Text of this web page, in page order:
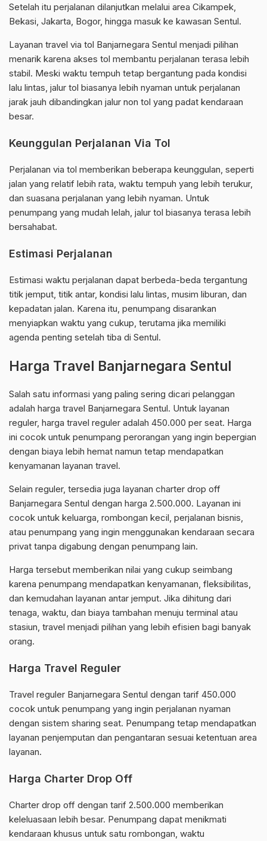
Setelah itu perjalanan dilanjutkan melalui area Cikampek,
Bekasi, Jakarta, Bogor, hingga masuk ke kawasan Sentul.
Layanan travel via tol Banjarnegara Sentul menjadi pilihan
menarik karena akses tol membantu perjalanan terasa lebih
stabil. Meski waktu tempuh tetap bergantung pada kondisi
lalu lintas, jalur tol biasanya lebih nyaman untuk perjalanan
jarak jauh dibandingkan jalur non tol yang padat kendaraan
besar.
Keunggulan Perjalanan Via Tol
Perjalanan via tol memberikan beberapa keunggulan, seperti
jalan yang relatif lebih rata, waktu tempuh yang lebih terukur,
dan suasana perjalanan yang lebih nyaman. Untuk
penumpang yang mudah lelah, jalur tol biasanya terasa lebih
bersahabat.
Estimasi Perjalanan
Estimasi waktu perjalanan dapat berbeda-beda tergantung
titik jemput, titik antar, kondisi lalu lintas, musim liburan, dan
kepadatan jalan. Karena itu, penumpang disarankan
menyiapkan waktu yang cukup, terutama jika memiliki
agenda penting setelah tiba di Sentul.
Harga Travel Banjarnegara Sentul
Salah satu informasi yang paling sering dicari pelanggan
adalah harga travel Banjarnegara Sentul. Untuk layanan
reguler, harga travel reguler adalah 450.000 per seat. Harga
ini cocok untuk penumpang perorangan yang ingin bepergian
dengan biaya lebih hemat namun tetap mendapatkan
kenyamanan layanan travel.
Selain reguler, tersedia juga layanan charter drop off
Banjarnegara Sentul dengan harga 2.500.000. Layanan ini
cocok untuk keluarga, rombongan kecil, perjalanan bisnis,
atau penumpang yang ingin menggunakan kendaraan secara
privat tanpa digabung dengan penumpang lain.
Harga tersebut memberikan nilai yang cukup seimbang
karena penumpang mendapatkan kenyamanan, fleksibilitas,
dan kemudahan layanan antar jemput. Jika dihitung dari
tenaga, waktu, dan biaya tambahan menuju terminal atau
stasiun, travel menjadi pilihan yang lebih efisien bagi banyak
orang.
Harga Travel Reguler
Travel reguler Banjarnegara Sentul dengan tarif 450.000
cocok untuk penumpang yang ingin perjalanan nyaman
dengan sistem sharing seat. Penumpang tetap mendapatkan
layanan penjemputan dan pengantaran sesuai ketentuan area
layanan.
Harga Charter Drop Off
Charter drop off dengan tarif 2.500.000 memberikan
keleluasaan lebih besar. Penumpang dapat menikmati
kendaraan khusus untuk satu rombongan, waktu